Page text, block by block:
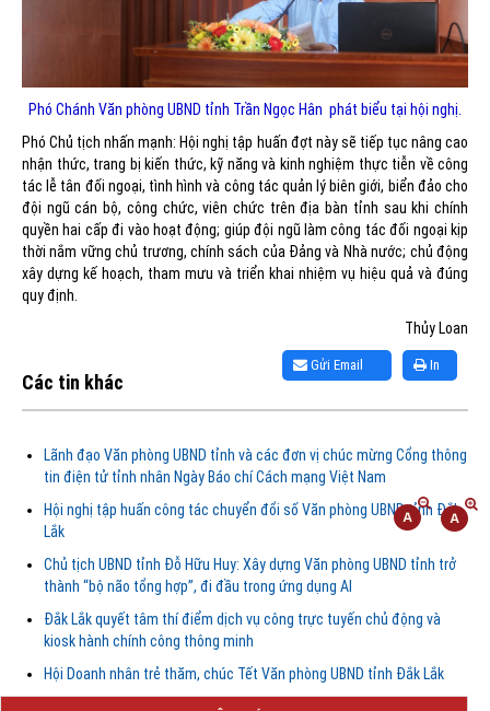
Phó Chánh Văn phòng UBND tỉnh Trần Ngọc Hân phát biểu tại hội nghị.
Phó Chủ tịch nhấn mạnh: Hội nghị tập huấn đợt này sẽ tiếp tục nâng cao
nhận thức, trang bị kiến thức, kỹ năng và kinh nghiệm thực tiễn về công
tác lễ tân đối ngoại, tình hình và công tác quản lý biên giới, biển đảo cho
đội ngũ cán bộ, công chức, viên chức trên địa bàn tỉnh sau khi chính
quyền hai cấp đi vào hoạt động; giúp đội ngũ làm công tác đối ngoại kịp
thời nắm vững chủ trương, chính sách của Đảng và Nhà nước; chủ động
xây dựng kế hoạch, tham mưu và triển khai nhiệm vụ hiệu quả và đúng
quy định.
Thủy Loan
In
Gửi Email
Các tin khác
Lãnh đạo Văn phòng UBND tỉnh và các đơn vị chúc mừng Cổng thông
tin điện tử tỉnh nhân Ngày Báo chí Cách mạng Việt Nam
Hội nghị tập huấn công tác chuyển đổi số Văn phòng UBND tỉnh Đắk
Lắk
Chủ tịch UBND tỉnh Đỗ Hữu Huy: Xây dựng Văn phòng UBND tỉnh trở
thành “bộ não tổng hợp”, đi đầu trong ứng dụng AI
Đắk Lắk quyết tâm thí điểm dịch vụ công trực tuyến chủ động và
kiosk hành chính công thông minh
Hội Doanh nhân trẻ thăm, chúc Tết Văn phòng UBND tỉnh Đắk Lắk